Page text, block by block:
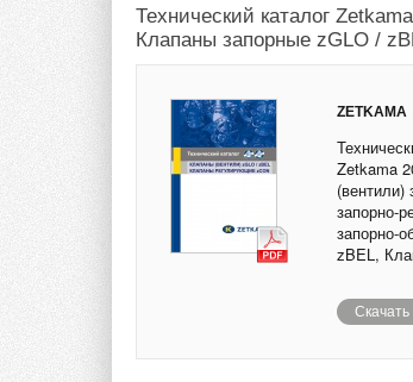
Технический каталог
Клапаны запорные zGLO /
ZETKAMA
Zetkama
(вентили)
запорно-
запорно-
zBEL,
Скачать